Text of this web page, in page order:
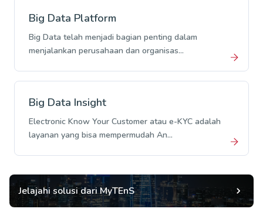
Big Data Platform
Big Data telah menjadi bagian penting dalam
menjalankan perusahaan dan organisas...
Big Data Insight
Electronic Know Your Customer atau e-KYC adalah
layanan yang bisa mempermudah An...
Jelajahi solusi dari MyTEnS